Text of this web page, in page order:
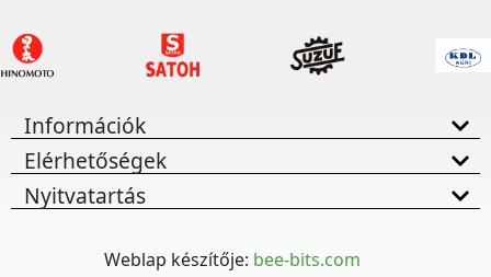
Információk
Elérhetőségek
Nyitvatartás
Weblap készítője: bee-bits.com